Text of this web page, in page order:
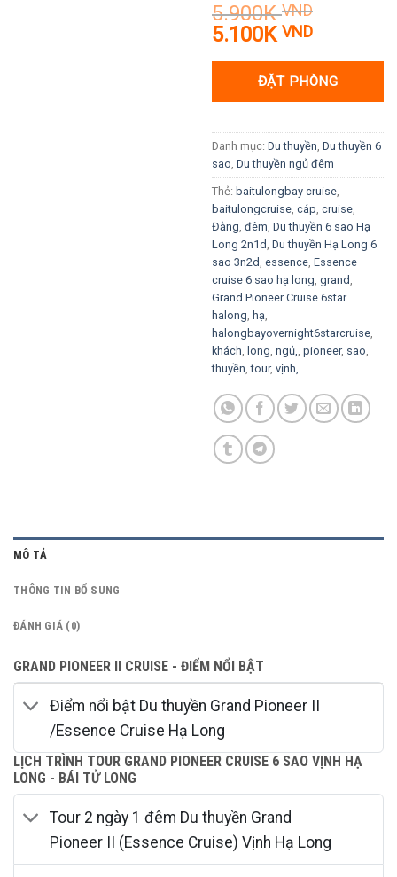
5.900KVND
Giá
gốc
5.900K VND.
5.100KVNDGiá
hiện
tại
là:
ĐẶT PHÒNG
Danh mục: Du thuyền Du thuyền 6
sao Du thuyền ngủ đêm
Thẻ: baitulongbay cruise
baitulongcruise cáp cruise
Đằng đêm Du thuyền 6 sao Hạ
Long 2n1d Du thuyền Hạ Long 6
sao 3n2d essence Essence
cruise 6 sao hạ long grand
Grand Pioneer Cruise 6star
halong hạ
halongbayovernight6starcruise
khách
long ngủ, pioneer, sao
thuyền ,tour, vịnh,
MÔ TẢ
THÔNG TIN BỔ SUNG
ĐÁNH GIÁ (0)
GRAND PIONEER II CRUISE - ĐIỂM NỔI BẬT
Điểm nổi bật Du thuyền Grand Pioneer II
/Essence Cruise Hạ Long
LỊCH TRÌNH TOUR GRAND PIONEER CRUISE 6 SAO VỊNH HẠ
LONG - BÁI TỬ LONG
Tour 2 ngày 1 đêm Du thuyền Grand
Pioneer II (Essence Cruise) Vịnh Hạ Long